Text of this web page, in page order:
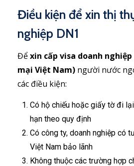
Điều kiện để xin thị
nghiệp DN1
Đểxin cấp visa doanh
mại Việt Nam) người nước
các điều kiện:
Có hộ chiếu hoặc giấy tờ đi
hạn theo quy định
Có công ty, doanh nghiệp có
Việt Nam bảo lãnh
Không thuộc các trường hợp